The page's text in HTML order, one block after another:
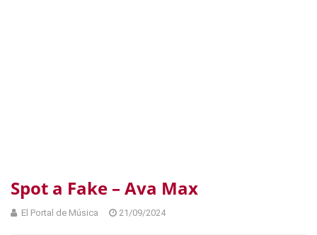
Spot a Fake – Ava Max
El Portal de Música 21/09/2024